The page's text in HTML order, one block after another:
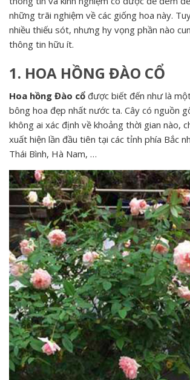
những trãi nghiệm về các giống hoa này.
nhiều thiếu sót, nhưng hy vọng phần nào
thông tin hữu ít.
1. HOA HỒNG ĐÀO CỔ
Hoa hồng Đào cổ được biết đến như là
bông hoa đẹp nhất nước ta. Cây có nguồn
không ai xác định về khoảng thời gian nào,
xuất hiện lần đầu tiên tại các tỉnh phía Bắc
Thái Bình, Hà Nam, …